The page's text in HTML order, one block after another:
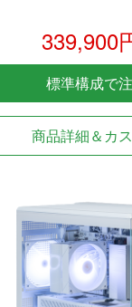
339,900
標準構成で
商品詳細＆カ